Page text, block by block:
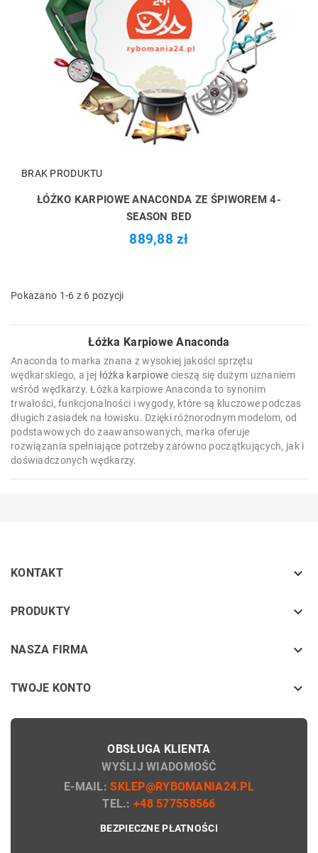
BRAK PRODUKTU
ŁÓŻKO KARPIOWE ANACONDA ZE ŚPIWOREM 4-
SEASON BED
889,88 zł
Pokazano 1-6 z 6 pozycji
Łóżka Karpiowe Anaconda
Anaconda to marka znana z wysokiej jakości sprzętu
wędkarskiego, a jej łóżka karpiowe cieszą się dużym uznaniem
wśród wędkarzy. Łóżka karpiowe Anaconda to synonim
trwałości, funkcjonalności i wygody, które są kluczowe podczas
długich zasiadek na łowisku. Dzięki różnorodnym modelom, od
podstawowych do zaawansowanych, marka oferuje
rozwiązania spełniające potrzeby zarówno początkujących, jak i
doświadczonych wędkarzy.
KONTAKT 
PRODUKTY keyboard_arrow_down
NASZA FIRMA keyboard_arrow_down
TWOJE KONTO 
OBSŁUGA KLIENTA
WYŚLIJ WIADOMOŚĆ
E-MAIL:SKLEP@RYBOMANIA24.PL
TEL.:+48 577558566
BEZPIECZNE PŁATNOŚCI